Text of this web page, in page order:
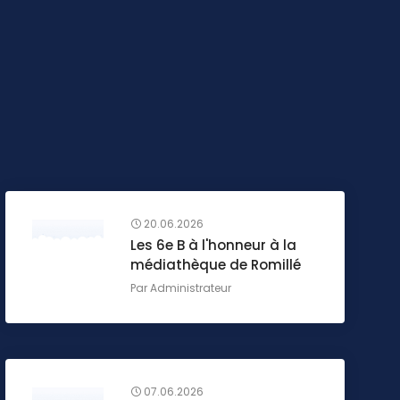
20.06.2026
Les 6e B à l'honneur à la
médiathèque de Romillé
ParAdministrateur
07.06.2026